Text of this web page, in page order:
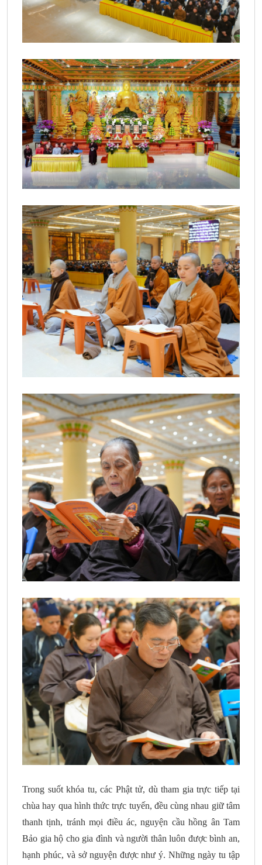
Trong suốt khóa tu, các Phật tử, dù tham gia trực tiếp tại
chùa hay qua hình thức trực tuyến, đều cùng nhau giữ tâm
thanh tịnh, tránh mọi điều ác, nguyện cầu hồng ân Tam
Bảo gia hộ cho gia đình và người thân luôn được bình an,
hạnh phúc, và sở nguyện được như ý. Những ngày tu tập